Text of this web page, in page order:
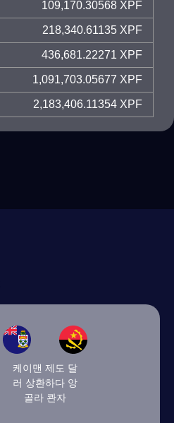
109,170.30568 XPF
218,340.61135 XPF
436,681.22271 XPF
1,091,703.05677 XPF
2,183,406.11354 XPF
케이맨 제도 달
러 상환하다 앙
골라 콴자